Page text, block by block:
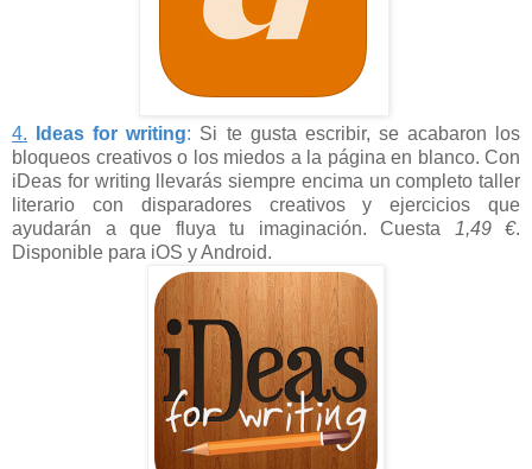
4. Ideas for writing: Si te gusta escribir, se acabaron los
bloqueos creativos o los miedos a la página en blanco. Con
iDeas for writing llevarás siempre encima un completo taller
literario con disparadores creativos y ejercicios que
ayudarán a que fluya tu imaginación. Cuesta 1,49 €.
Disponible para iOS y Android.